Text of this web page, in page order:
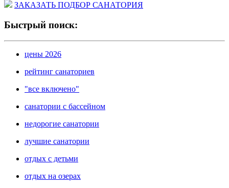
ЗАКАЗАТЬ ПОДБОР САНАТОРИЯ
Быстрый поиск:
цены 2026
рейтинг санаториев
"все включено"
санатории с бассейном
недорогие санатории
лучшие санатории
отдых с детьми
отдых на озерах